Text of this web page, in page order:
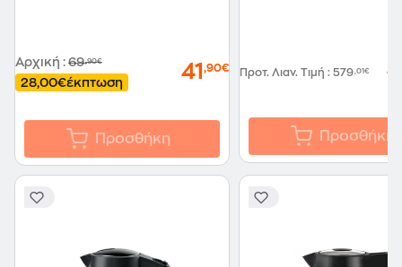
Αρχική : 69,90€
28,00€έκπτωση 41 ,90€
Προσθήκη
Προτ. Λιαν. Τιμή : 579,01€
Προσθήκη